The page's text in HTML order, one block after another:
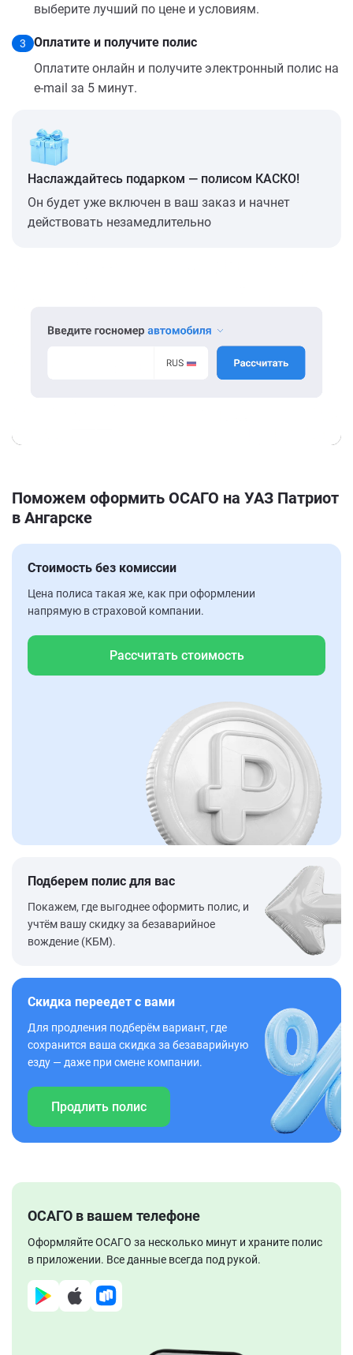
выберите лучший по цене и условиям.
3
Оплатите и получите полис
Оплатите онлайн и получите электронный полис на
e-mail за 5 минут.
Наслаждайтесь подарком — полисом КАСКО!
Он будет уже включен в ваш заказ и начнет
действовать незамедлительно
Поможем оформить ОСАГО на УАЗ Патриот
в Ангарске
Стоимость без комиссии
Цена полиса такая же, как при оформлении
напрямую в страховой компании.
Рассчитать стоимость
Подберем полис для вас
Покажем, где выгоднее оформить полис, и
учтём вашу скидку за безаварийное
вождение (КБМ).
Скидка переедет с вами
Для продления подберём вариант, где
сохранится ваша скидка за безаварийную
езду — даже при смене компании.
Продлить полис
ОСАГО в вашем телефоне
Оформляйте ОСАГО за несколько минут и храните полис
в приложении. Все данные всегда под рукой.